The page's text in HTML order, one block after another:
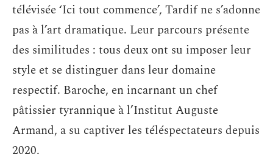
télévisée ‘Ici tout commence’, Tardif ne s’adonne
pas à l’art dramatique. Leur parcours présente
des similitudes : tous deux ont su imposer leur
style et se distinguer dans leur domaine
respectif. Baroche, en incarnant un chef
pâtissier tyrannique à l’Institut Auguste
Armand, a su captiver les téléspectateurs depuis
2020.